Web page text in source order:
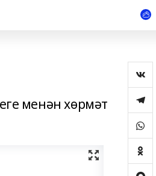
менән хөрмәт